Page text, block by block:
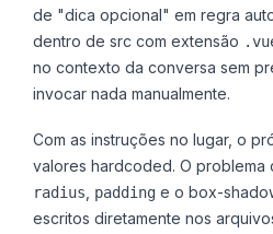
de "dica opcional" em regra
dentro de src com extensão
no contexto da conversa sem
invocar nada manualmente.
Com as instruções no lugar, o
valores hardcoded. O problema
radius
padding e o box-
escritos diretamente nos